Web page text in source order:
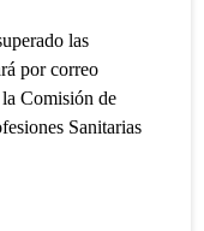
las
por correo
Comisión de
Sanitarias